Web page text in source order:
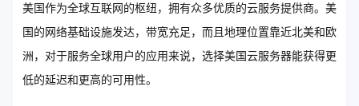
美国作为全球互联网的枢纽，拥有众多优质的云服务提供商。美
国的网络基础设施发达，带宽充足，而且地理位置靠近北美和欧
洲，对于服务全球用户的应用来说，选择美国云服务器能获得更
低的延迟和更高的可用性。